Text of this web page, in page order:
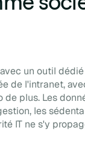
un outil
de l'intranet,
plus. Les
les
IT ne s'y